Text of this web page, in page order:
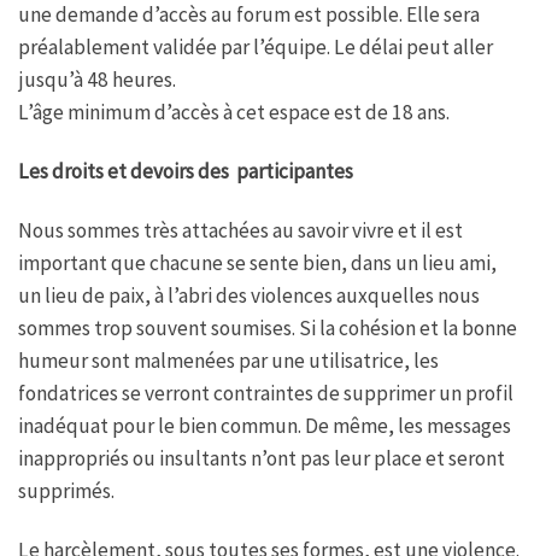
une demande d’accès au forum est possible. Elle sera
préalablement validée par l’équipe. Le délai peut aller
jusqu’à 48 heures.
L’âge minimum d’accès à cet espace est de 18 ans.
Les droits et devoirs des participantes
Nous sommes très attachées au savoir vivre et il est
important que chacune se sente bien, dans un lieu ami,
un lieu de paix, à l’abri des violences auxquelles nous
sommes trop souvent soumises. Si la cohésion et la bonne
humeur sont malmenées par une utilisatrice, les
fondatrices se verront contraintes de supprimer un profil
inadéquat pour le bien commun. De même, les messages
inappropriés ou insultants n’ont pas leur place et seront
supprimés.
Le harcèlement, sous toutes ses formes, est une violence.